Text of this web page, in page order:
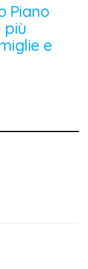
Piano
più
e